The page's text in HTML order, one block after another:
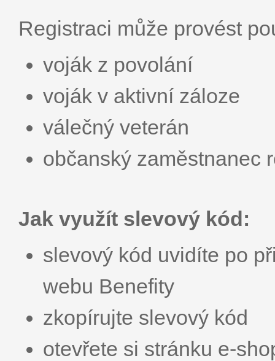
Registraci může provést
voják z povolání
voják v aktivní záloze
válečný veterán
občanský zaměstnanec
Jak využít slevový kód:
slevový kód uvidíte po
webu Benefity
zkopírujte slevový kód
otevřete si stránku e-